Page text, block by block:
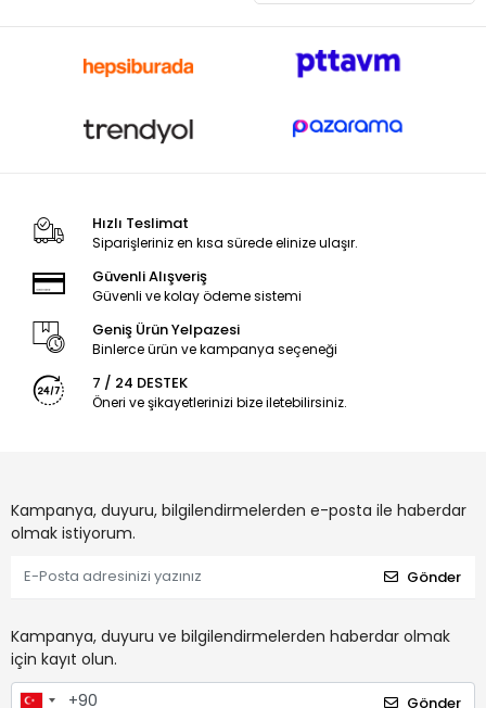
Hızlı Teslimat
Siparişleriniz en kısa sürede elinize ulaşır.
Güvenli Alışveriş
Güvenli ve kolay ödeme sistemi
Geniş Ürün Yelpazesi
Binlerce ürün ve kampanya seçeneği
7 / 24 DESTEK
Öneri ve şikayetlerinizi bize iletebilirsiniz.
Kampanya, duyuru, bilgilendirmelerden e-posta ile haberdar
olmak istiyorum.
Gönder
Kampanya, duyuru ve bilgilendirmelerden haberdar olmak
için kayıt olun.
Gönder